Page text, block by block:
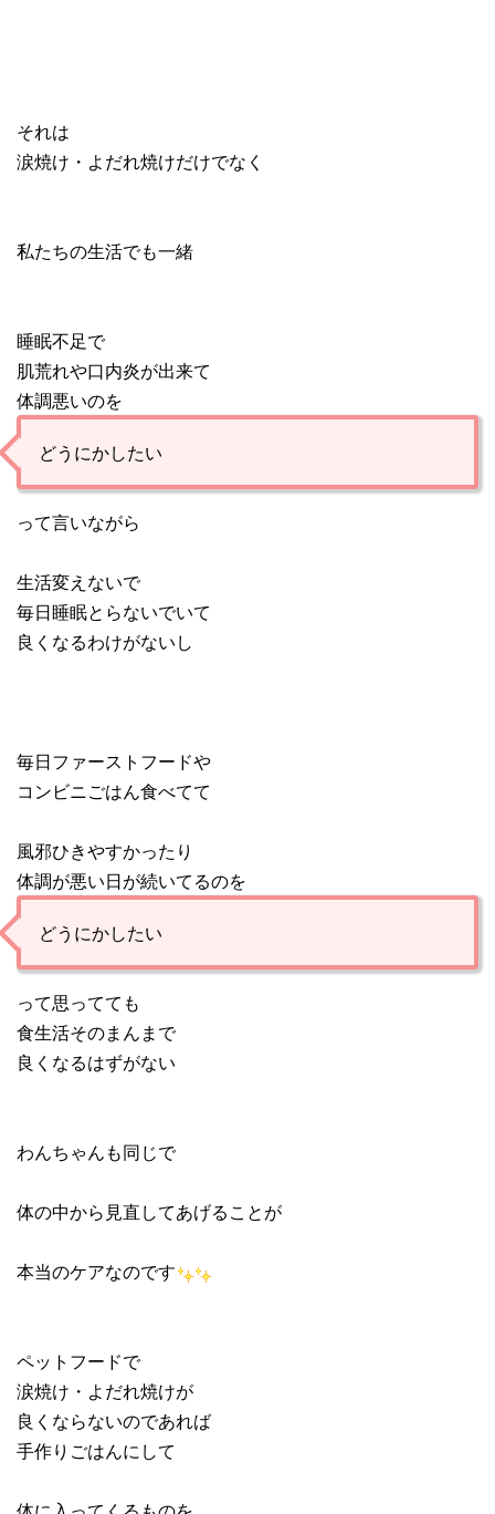
それは
涙焼け・よだれ焼けだけでなく
私たちの生活でも一緒
睡眠不足で
肌荒れや口内炎が出来て
体調悪いのを
どうにかしたい
って言いながら
生活変えないで
毎日睡眠とらないでいて
良くなるわけがないし
毎日ファーストフードや
コンビニごはん食べてて
風邪ひきやすかったり
体調が悪い日が続いてるのを
どうにかしたい
って思ってても
食生活そのまんまで
良くなるはずがない
わんちゃんも同じで
体の中から見直してあげることが
本当のケアなのです
ペットフードで
涙焼け・よだれ焼けが
良くならないのであれば
手作りごはんにして